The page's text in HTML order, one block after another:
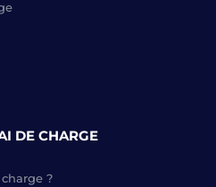
DE CHARGE
?